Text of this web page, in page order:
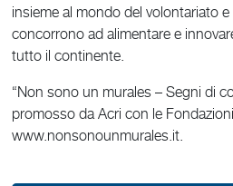
insieme al mondo del volontariato e
concorrono ad alimentare e
tutto il continente.
“Non sono un murales – Segni di
promosso da Acri con le
www.nonsonounmurales.it.